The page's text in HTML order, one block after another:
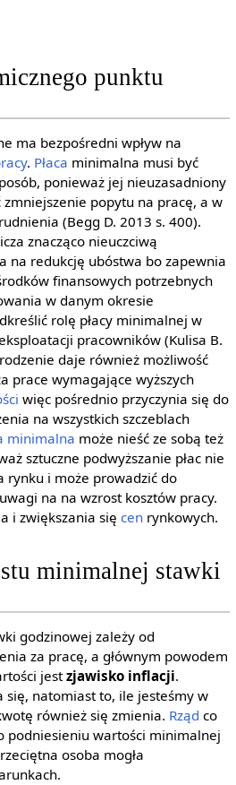
punktu
ma bezpośredni wpływ na
. Płaca minimalna musi być
ponieważ jej nieuzasadniony
popytu na pracę, a w
(Begg D. 2013 s. 400).
znacząco nieuczciwą
na redukcję ubóstwa bo zapewnia
finansowych potrzebnych
w danym okresie
rolę płacy minimalnej w
pracowników (Kulisa B.
daje również możliwość
prace wymagające wyższych
więc pośrednio przyczynia się do
na wszystkich szczeblach
minimalna może nieść ze sobą też
sztuczne podwyższanie płac nie
rynku i może prowadzić do
na na wzrost kosztów pracy.
i zwiększania się cenrynkowych.
minimalnej stawki
godzinowej zależy od
za pracę, a głównym powodem
jestzjawisko inflacji.
natomiast to, ile jesteśmy w
również się zmienia. Rząd co
podniesieniu wartości minimalnej
osoba mogła